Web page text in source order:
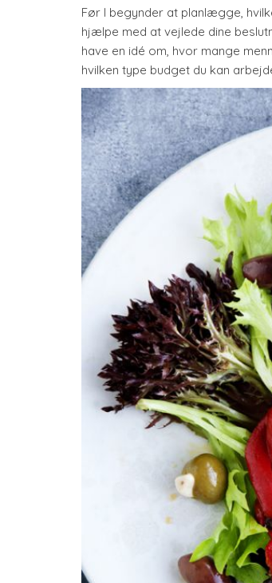
Før I begynder at planlægge,
hjælpe med at vejlede dine
have en idé om, hvor mange
hvilken type budget du kan